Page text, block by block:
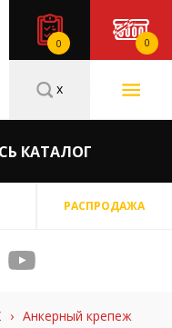
0 0
КАТАЛОГ
x
РАСПРОДАЖА
› Анкерный крепеж